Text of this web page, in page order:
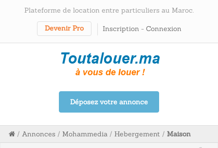
Plateforme de location entre particuliers au Maroc.
Devenir Pro Inscription - Connexion
Déposez votre annonce
/ Annonces / Mohammedia / Hebergement / Maison